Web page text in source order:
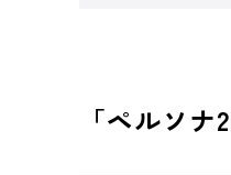
「ペルソ